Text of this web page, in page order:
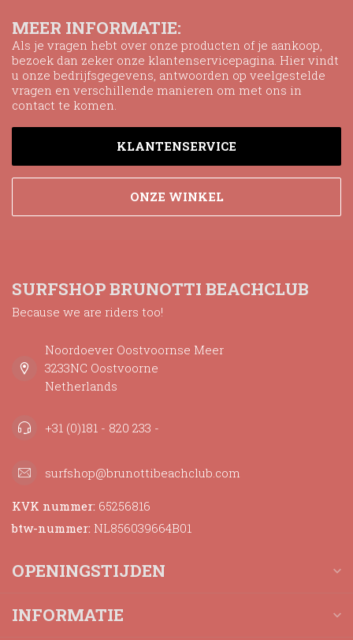
MEER INFORMATIE:
Als je vragen hebt over onze producten of je aankoop,
bezoek dan zeker onze klantenservicepagina. Hier vindt
u onze bedrijfsgegevens, antwoorden op veelgestelde
vragen en verschillende manieren om met ons in
contact te komen.
KLANTENSERVICE
ONZE WINKEL
SURFSHOP BRUNOTTI BEACHCLUB
Because we are riders too!
Noordoever Oostvoornse Meer
3233NC Oostvoorne
Netherlands
+31 (0)181 - 820 233 -
surfshop@brunottibeachclub.com
KVK nummer: 65256816
btw-nummer: NL856039664B01
OPENINGSTIJDEN
INFORMATIE